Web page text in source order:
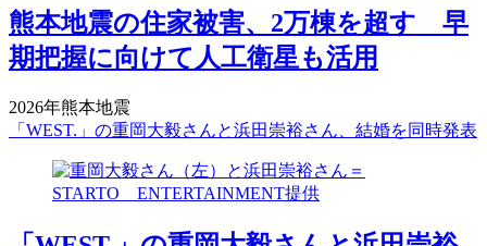
熊本地震の住家被害、2万棟を超す 早
期把握に向けて人工衛星も活用
2026年熊本地震
「WEST.」の重岡大毅さんと浜田崇裕さん、結婚を同時発表